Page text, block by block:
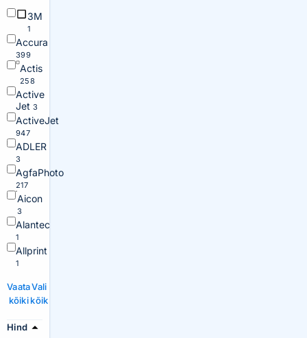
3M
1
Accura
399
Actis
258
Active
Jet 3
ActiveJet
947
ADLER
3
AgfaPhoto
217
Aicon
3
Alantec
1
Allprint
1
Vaata
kõiki
Vali
kõik
Hind